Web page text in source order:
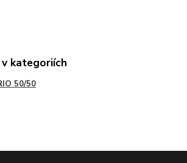
kategoriích
50/50